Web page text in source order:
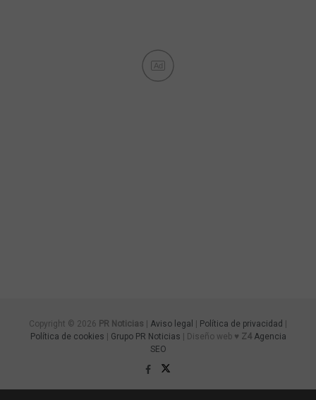
Ad
Copyright © 2026 PR Noticias Aviso legal Política de privacidad
Política de cookies
Grupo PR Noticias | Diseño web ♥ Z4 Agencia
SEO